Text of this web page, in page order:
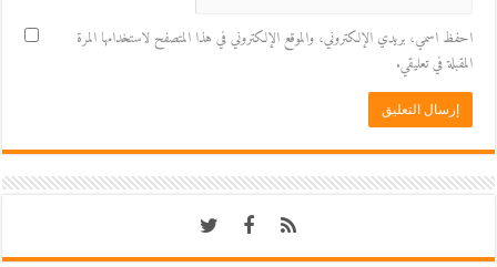
احفظ اسمي، بريدي الإلكتروني، والموقع الإلكتروني في هذا المتصفح لاستخدامها المرة
المقبلة في تعليقي.